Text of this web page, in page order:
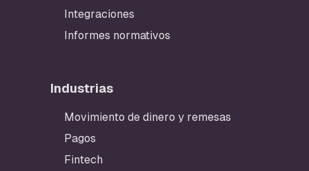
Integraciones
Informes normativos
Industrias
Movimiento de dinero y remesas
Pagos
Fintech